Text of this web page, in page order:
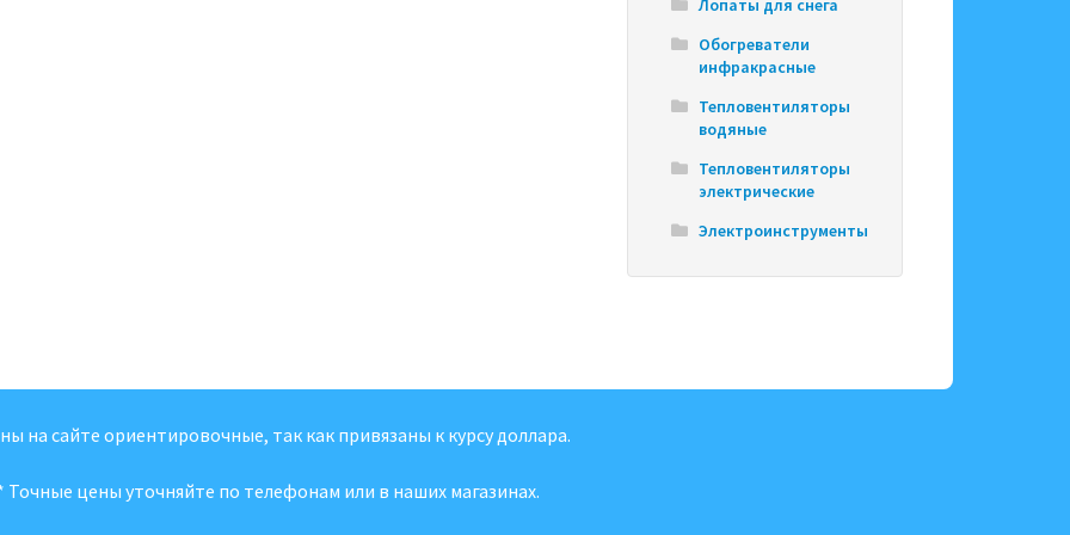
Лопаты для снега
Обогреватели
инфракрасные
Тепловентиляторы
водяные
Тепловентиляторы
электрические
Электроинструменты
на сайте ориентировочные, так как привязаны к курсу доллара.
Точные цены уточняйте по телефонам или в наших магазинах.